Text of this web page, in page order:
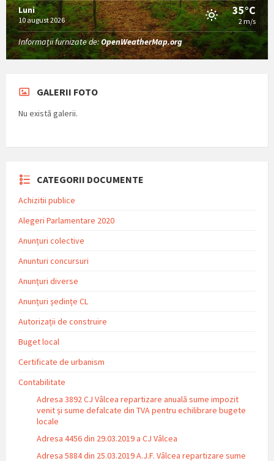
Luni
10 august 2026
35°C
2 m/s
Informații furnizate de:OpenWeatherMap.org
GALERII FOTO
Nu există galerii.
CATEGORII DOCUMENTE
Achizitii publice
Alegeri Parlamentare 2020
Anunțuri colective
Anunturi concursuri
Anunțuri diverse
Anunțuri ședințe CL
Autorizații de construire
Buget local
Certificate de urbanism
Contabilitate
Adresa 3892 CJ Vâlcea repartizare anuală sume impozit
venit și sume defalcate din TVA pentru echilibrare bugete
locale
Adresa 4456 din 29.03.2019 a CJ Vâlcea
Adresa 5884 din 25.03.2019 A.J.F. Vâlcea repartizare sume